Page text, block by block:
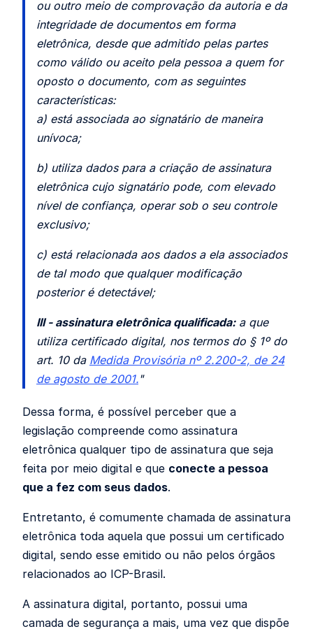
ou outro meio de comprovação da autoria e da
integridade de documentos em forma
eletrônica, desde que admitido pelas partes
como válido ou aceito pela pessoa a quem for
oposto o documento, com as seguintes
características:
a) está associada ao signatário de maneira
unívoca;
b) utiliza dados para a criação de assinatura
eletrônica cujo signatário pode, com elevado
nível de confiança, operar sob o seu controle
exclusivo;
c) está relacionada aos dados a ela associados
de tal modo que qualquer modificação
posterior é detectável;
III - assinatura eletrônica qualificada:a que
utiliza certificado digital, nos termos do § 1º do
art. 10 da Medida Provisória nº 2.200-2, de 24
de agosto de 2001."
Dessa forma, é possível perceber que a
legislação compreende como assinatura
eletrônica qualquer tipo de assinatura que seja
feita por meio digital e que conecte a pessoa
que a fez com seus dados.
Entretanto, é comumente chamada de assinatura
eletrônica toda aquela que possui um certificado
digital, sendo esse emitido ou não pelos órgãos
relacionados ao ICP-Brasil.
A assinatura digital, portanto, possui uma
camada de segurança a mais, uma vez que dispõe